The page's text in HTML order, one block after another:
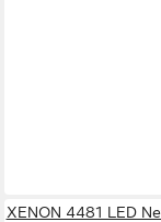
XENON 4481 LED